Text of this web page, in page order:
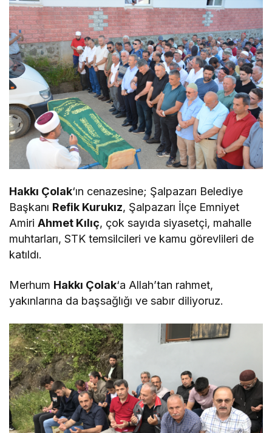
Hakkı Çolak‘ın cenazesine; Şalpazarı Belediye
Başkanı Refik Kurukız, Şalpazarı İlçe Emniyet
AmiriAhmet Kılıç, çok sayıda siyasetçi, mahalle
muhtarları, STK temsilcileri ve kamu görevlileri de
katıldı.
Merhum Hakkı Çolak‘a Allah’tan rahmet,
yakınlarına da başsağlığı ve sabır diliyoruz.